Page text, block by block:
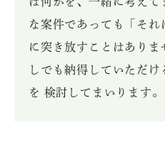
な案件であっても「そ
に突き放すことはあり
しでも納得していただ
を 検討してまいります。